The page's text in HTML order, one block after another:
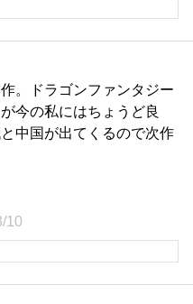
。ドラゴンファンタジー
今の私にはちょうど良
中国が出てくるので次作
10